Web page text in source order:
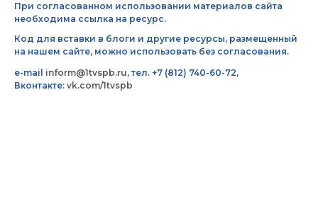
При согласованном использовании материалов сайта
необходима ссылка на ресурс.
Код для вставки в блоги и другие ресурсы, размещенный
на нашем сайте, можно использовать без согласования.
e-mail inform@1tvspb.ru, тел. +7 (812) 740-60-72,
Вконтакте: vk.com/1tvspb